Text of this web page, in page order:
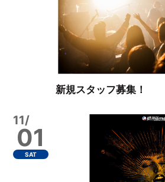
新規スタッフ募集！
11/
01
SAT